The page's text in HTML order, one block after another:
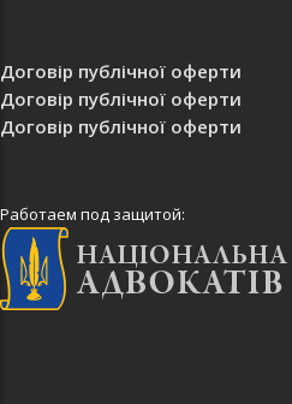
Договір публічної оферти
Договір публічної оферти
Договір публічної оферти
Работаем под защитой: